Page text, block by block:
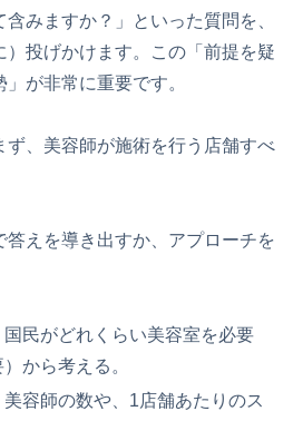
みますか？」といった質問を、
投げかけます。この「前提を疑
が非常に重要です。
ず、美容師が施術を行う店舗すべ
答えを導き出すか、アプローチを
国民がどれくらい美容室を必要
から考える。
美容師の数や、1店舗あたりのス